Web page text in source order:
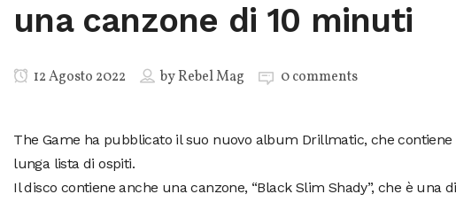
una canzone di 10 minuti
12 Agosto 2022 byRebel Mag 0 comments
The Game ha pubblicato il suo nuovo album Drillmatic, che contiene
lunga lista di ospiti.
Il disco contiene anche una canzone, “Black Slim Shady”, che è una